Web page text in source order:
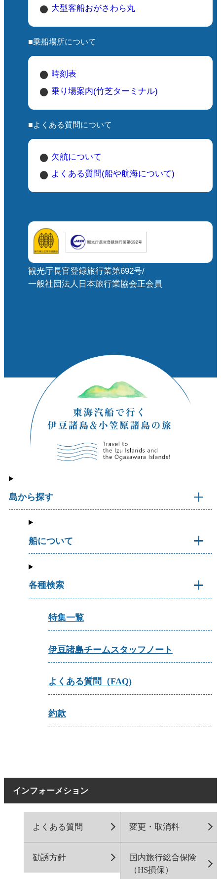
大型客船おがさわら丸
■乗船場所について
時刻表
乗り場案内(竹芝ターミナル)
■よくある質問について
欠航について
よくある質問(船や航海について)
観光庁長官登録旅行業第692号/
一般社団法人日本旅行業協会正会員
島から探す
船について
各種検索
特集一覧
伊豆諸島チームスタッフノート
よくある質問（FAQ)
約款
インフォーメション
よくある質問 変更・取消料
勧誘方針
国内旅行総合保険
（HS損保）